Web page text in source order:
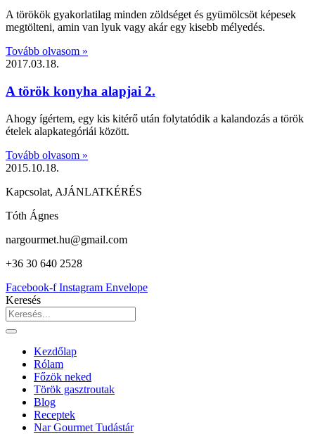
A törökök gyakorlatilag minden zöldséget és gyümölcsöt képesek
megtölteni, amin van lyuk vagy akár egy kisebb mélyedés.
Tovább olvasom »
2017.03.18.
A török konyha alapjai 2.
Ahogy ígértem, egy kis kitérő után folytatódik a kalandozás a török
ételek alapkategóriái között.
Tovább olvasom »
2015.10.18.
Kapcsolat, AJÁNLATKÉRÉS
Tóth Ágnes
nargourmet.hu@gmail.com
+36 30 640 2528
Facebook-f Instagram Envelope
Keresés
Kezdőlap
Rólam
Főzök neked
Török gasztroutak
Blog
Receptek
Nar Gourmet Tudástár